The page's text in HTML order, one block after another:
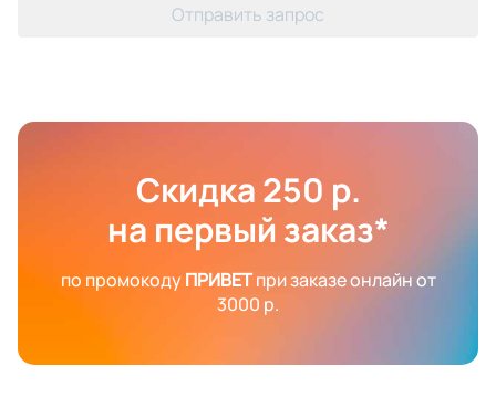
Отправить запрос
Скидка 250 р.
на первый заказ*
по промокодуПРИВЕТпри заказе онлайн от
3000 р.